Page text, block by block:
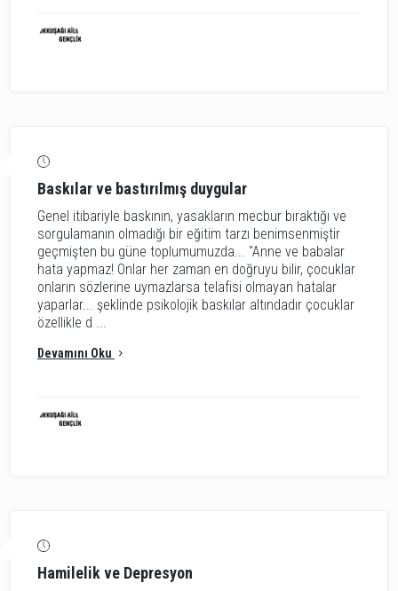
Baskılar ve bastırılmış duygular
Genel itibariyle baskının, yasakların mecbur bıraktığı ve
sorgulamanın olmadığı bir eğitim tarzı benimsenmiştir
geçmişten bu güne toplumumuzda... "Anne ve babalar
hata yapmaz! Onlar her zaman en doğruyu bilir, çocuklar
onların sözlerine uymazlarsa telafisi olmayan hatalar
yaparlar... şeklinde psikolojik baskılar altındadır çocuklar
özellikle d ...
Devamını Oku
Hamilelik ve Depresyon